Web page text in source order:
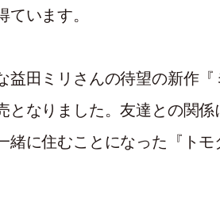
ています。
益田ミリさんの待望の新作
となりました。友達との関
緒に住むことになった『ト